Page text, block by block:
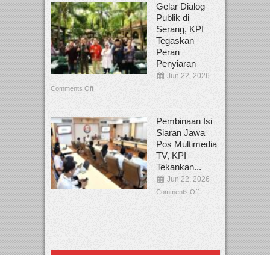
Gelar Dialog
Publik di
Serang, KPI
Tegaskan
Peran
Penyiaran
Jun 22, 2026
Comments Off
Pembinaan Isi
Siaran Jawa
Pos Multimedia
TV, KPI
Tekankan...
Jun 22, 2026
Comments Off